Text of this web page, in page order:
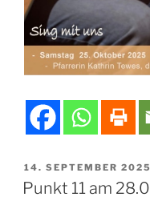
VERÖFFENTLICHT
AM
14. SEPTEMBER 2025
Punkt 11 am